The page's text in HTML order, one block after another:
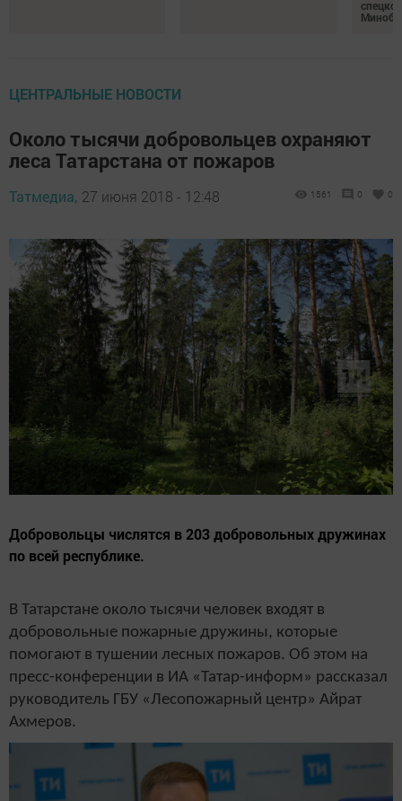
ЦЕНТРАЛЬНЫЕ НОВОСТИ
Около тысячи добровольцев охраняют
леса Татарстана от пожаров
Татмедиа, 27 июня 2018 - 12:48 1561 0 0
Добровольцы числятся в 203 добровольных дружинах
по всей республике.
В Татарстане около тысячи человек входят в
добровольные пожарные дружины, которые
помогают в тушении лесных пожаров. Об этом на
пресс-конференции в ИА «Татар-информ» рассказал
руководитель ГБУ «Лесопожарный центр» Айрат
Ахмеров.